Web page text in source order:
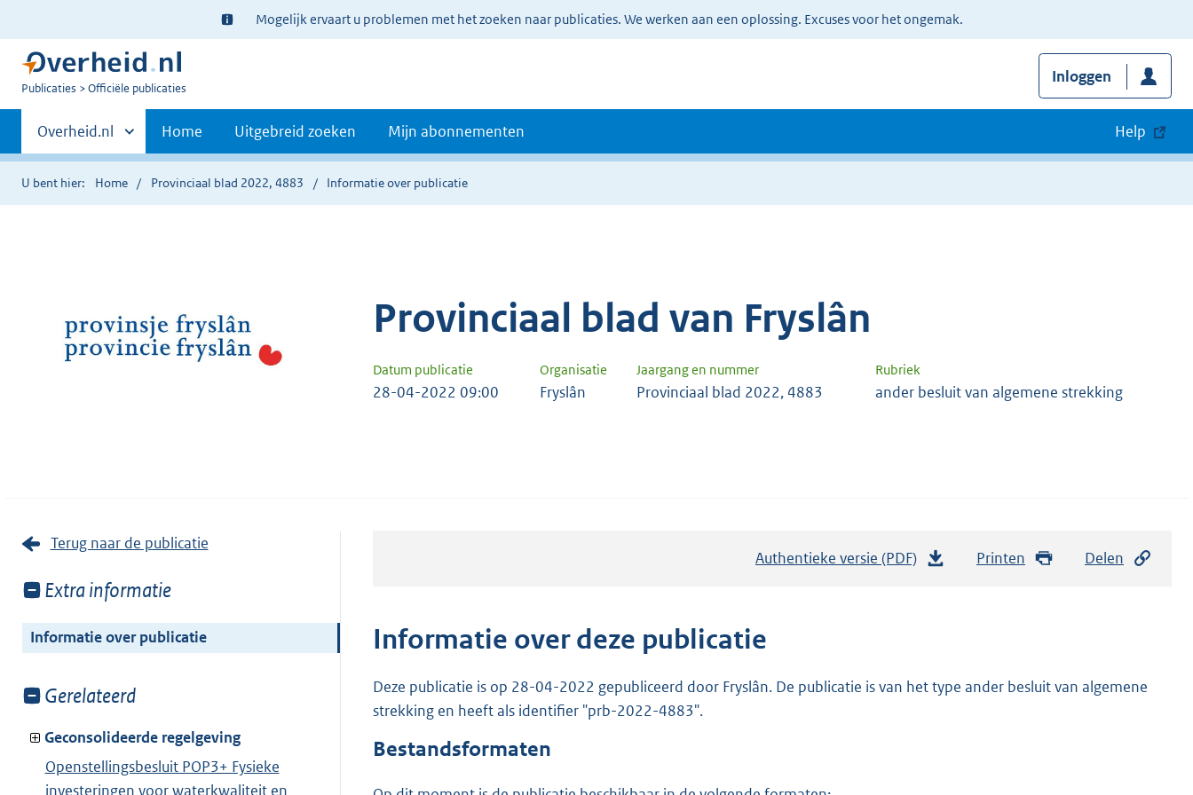
Ter
informatie:
Mogelijk ervaart u problemen met het zoeken naar publicaties. We werken aan een oplossing. Excuses voor het ongemak.
U
Publicaties Officiële publicaties
Inloggen
Primaire
navigatie
Andere
sites
binnen
Overheid.nl Home Uitgebreid zoeken Mijn abonnementen Help
U bent hier: Home Provinciaal blad 2022, 4883 Informatie over publicatie
Provinciaal blad van Fryslân
Datum publicatie Organisatie Jaargang en nummer Rubriek
28-04-2022 09:00 Fryslân Provinciaal blad 2022, 4883 ander besluit van algemene strekking
Terug naar de publicatie
Toon
van:
Extra informatie
Informatie over publicatie
Toon
van:
Gerelateerd
Geconsolideerde regelgeving
Openstellingsbesluit POP3+ Fysieke
investeringen voor waterkwaliteit en
Authentieke versie (PDF)
n
Printen Delen
Informatie over deze publicatie
Deze publicatie is op 28-04-2022 gepubliceerd door Fryslân. De publicatie is van het type ander besluit van algemene
strekking en heeft als identifier "prb-2022-4883".
Bestandsformaten